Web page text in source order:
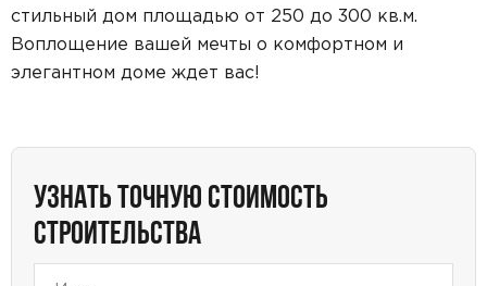
стильный дом площадью от 250 до 300 кв.м.
Воплощение вашей мечты о комфортном и
элегантном доме ждет вас!
УЗНАТЬ ТОЧНУЮ СТОИМОСТЬ
СТРОИТЕЛЬСТВА